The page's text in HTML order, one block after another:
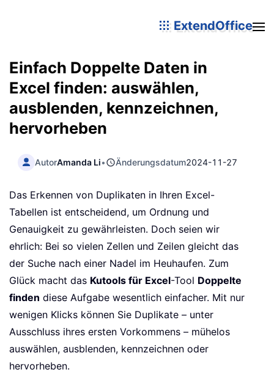
ExtendOffice
Einfach Doppelte Daten in
Excel finden: auswählen,
ausblenden, kennzeichnen,
hervorheben
AutorAmanda Li• Änderungsdatum2024-11-27
Das Erkennen von Duplikaten in Ihren Excel-
Tabellen ist entscheidend, um Ordnung und
Genauigkeit zu gewährleisten. Doch seien wir
ehrlich: Bei so vielen Zellen und Zeilen gleicht das
der Suche nach einer Nadel im Heuhaufen. Zum
Glück macht das Kutools für Excel-Tool Doppelte
finden diese Aufgabe wesentlich einfacher. Mit nur
wenigen Klicks können Sie Duplikate – unter
Ausschluss ihres ersten Vorkommens – mühelos
auswählen, ausblenden, kennzeichnen oder
hervorheben.